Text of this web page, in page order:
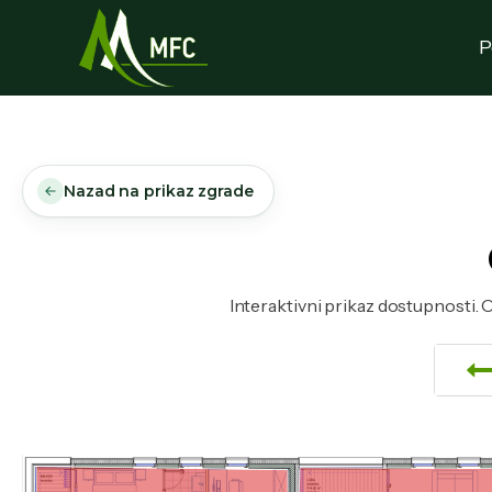
Nazad na prikaz zgrade
Interaktivni prikaz dostupnosti.